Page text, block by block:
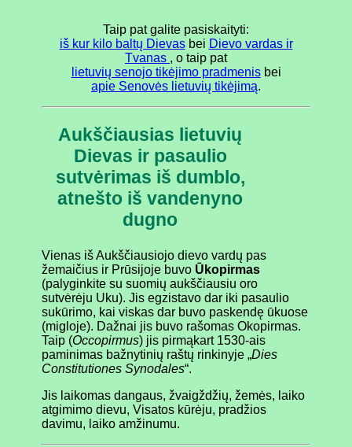
Taip pat galite pasiskaityti:
iš kur kilo baltų Dievasbei Dievo vardas ir
Tvanas , o taip pat
lietuvių senojo tikėjimo pradmenisbei
apie Senovės lietuvių tikėjimą.
Aukščiausias lietuvių
Dievas ir pasaulio
sutvėrimas iš dumblo,
atnešto iš vandenyno
dugno
Vienas iš Aukščiausiojo dievo vardų pas
žemaičius ir Prūsijoje buvo Ūkopirmas
(palyginkite su suomių aukščiausiu oro
sutvėrėju Uku). Jis egzistavo dar iki pasaulio
sukūrimo, kai viskas dar buvo paskendę ūkuose
(migloje). Dažnai jis buvo rašomas Okopirmas.
Taip (Occopirmus) jis pirmąkart 1530-ais
paminimas bažnytinių raštų rinkinyje „Dies
Constitutiones Synodales“.
Jis laikomas dangaus, žvaigždžių, žemės, laiko
atgimimo dievu, Visatos kūrėju, pradžios
davimu, laiko amžinumu.